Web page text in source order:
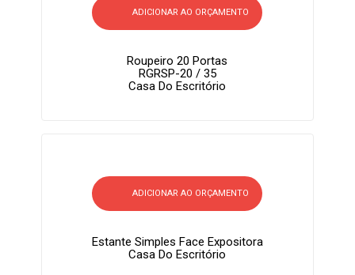
ADICIONAR AO ORÇAMENTO
Roupeiro 20 Portas
RGRSP-20 / 35
Casa Do Escritório
ADICIONAR AO ORÇAMENTO
Estante Simples Face Expositora
Casa Do Escritório